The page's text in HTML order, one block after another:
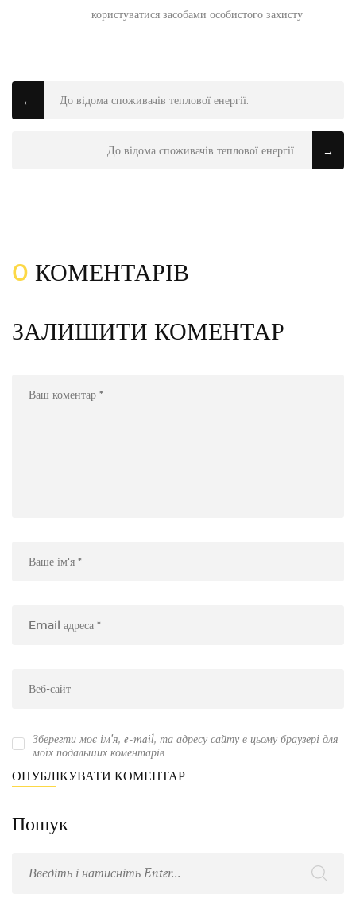
користуватися засобами особистого захисту
← До відома споживачів теплової енергії.
До відома споживачів теплової енергії. →
0 КОМЕНТАРІВ
ЗАЛИШИТИ КОМЕНТАР
Зберегти моє ім'я, e-mail, та адресу сайту в цьому браузері для
моїх подальших коментарів.
Пошук